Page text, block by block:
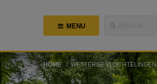
MENU
HOME WESTERSE VLUCHTELINGEN